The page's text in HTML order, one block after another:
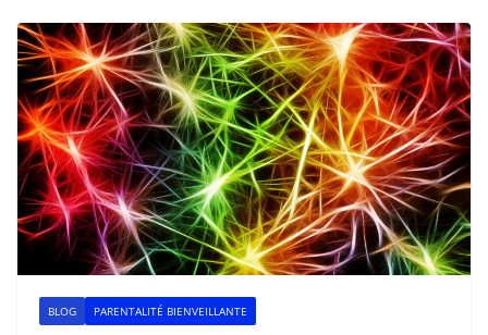
BLOG PARENTALITÉ BIENVEILLANTE